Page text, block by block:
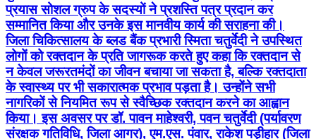
प्रयास सोशल ग्रुप के सदस्यों ने प्रशस्ति पत्र प्रदान कर
सम्मानित किया और उनके इस मानवीय कार्य की सराहना की।
जिला चिकित्सालय के ब्लड बैंक प्रभारी स्मिता चतुर्वेदी ने उपस्थित
लोगों को रक्तदान के प्रति जागरूक करते हुए कहा कि रक्तदान से
न केवल जरूरतमंदों का जीवन बचाया जा सकता है, बल्कि रक्तदाता
के स्वास्थ्य पर भी सकारात्मक प्रभाव पड़ता है। उन्होंने सभी
नागरिकों से नियमित रूप से स्वैच्छिक रक्तदान करने का आह्वान
किया। इस अवसर पर डॉ. पावन माहेश्वरी, पवन चतुर्वेदी (पर्यावरण
संरक्षक गतिविधि, जिला आगर), एम.एस. पंवार, राकेश पड़ीहार (जिला